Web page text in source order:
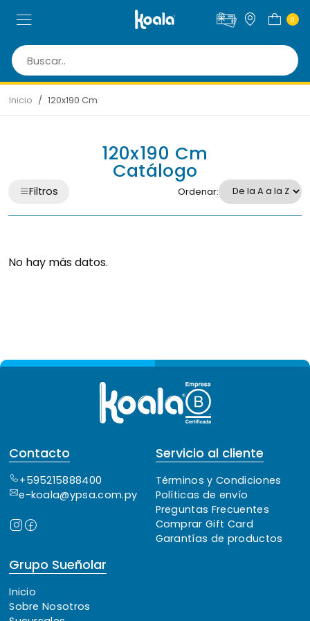
0
Inicio 120x190 Cm
120x190 Cm
Catálogo
Filtros Ordenar:
No hay más datos.
Contacto
+595215888400
e-koala@ypsa.com.py
Servicio al cliente
Términos y Condiciones
Políticas de envío
Preguntas Frecuentes
Comprar Gift Card
Garantías de productos
Grupo Sueñolar
Inicio
Sobre Nosotros